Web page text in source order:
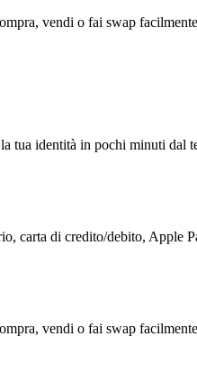
vendi o fai swap
tua identità in pochi minuti dal
carta di credito/debito, Apple
vendi o fai swap